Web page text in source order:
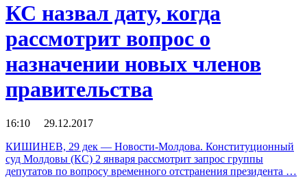
КС назвал дату, когда
рассмотрит вопрос о
назначении новых членов
правительства
16:10 29.12.2017
КИШИНЕВ, 29 дек — Новости-Молдова. Конституционный
суд Молдовы (КС) 2 января рассмотрит запрос группы
депутатов по вопросу временного отстранения президента …